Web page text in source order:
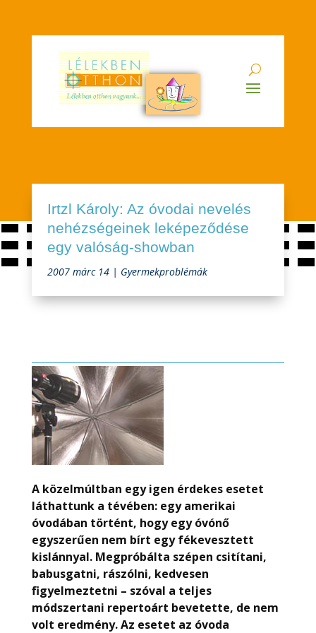
Irtzl Károly: Az óvodai nevelés
nehézségeinek leképeződése
egy valóság-showban
2007 márc 14 | Gyermekproblémák
A közelmúltban egy igen érdekes esetet
láthattunk a tévében: egy amerikai
óvodában történt, hogy egy óvónő
egyszerűen nem bírt egy fékevesztett
kislánnyal. Megpróbálta szépen csitítani,
babusgatni, rászólni, kedvesen
figyelmeztetni – szóval a teljes
módszertani repertoárt bevetette, de nem
volt eredmény. Az esetet az óvoda